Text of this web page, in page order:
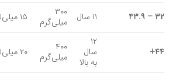
۳۲– ۱۱ سال ۳۰۰
میلی‌گرم ۱۵ میلی‌لیتر
۴۴+
۱۲
سال
به بالا
۴۰۰
میلی‌گرم ۲۰ میلی‌لیتر